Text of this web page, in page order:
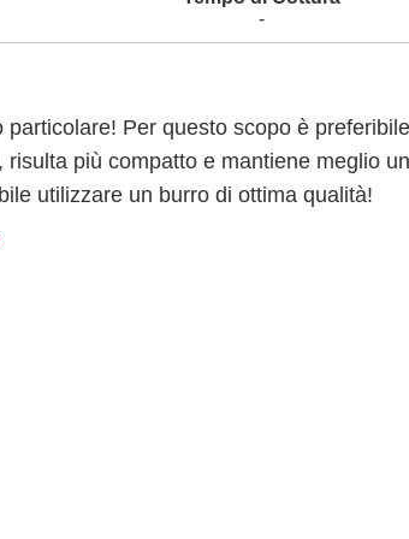
-
Per questo scopo è preferibile
più compatto e mantiene meglio
utilizzare un burro di ottima qualità!